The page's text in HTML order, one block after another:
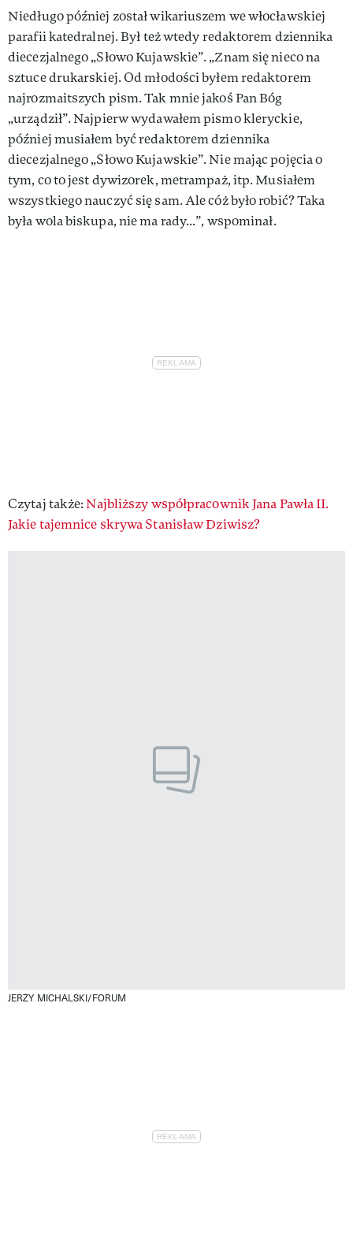
Niedługo później został wikariuszem we włocławskiej
parafii katedralnej. Był też wtedy redaktorem dziennika
diecezjalnego „Słowo Kujawskie”. „Znam się nieco na
sztuce drukarskiej. Od młodości byłem redaktorem
najrozmaitszych pism. Tak mnie jakoś Pan Bóg
„urządził”. Najpierw wydawałem pismo kleryckie,
później musiałem być redaktorem dziennika
diecezjalnego „Słowo Kujawskie”. Nie mając pojęcia o
tym, co to jest dywizorek, metrampaż, itp. Musiałem
wszystkiego nauczyć się sam. Ale cóż było robić? Taka
była wola biskupa, nie ma rady...”, wspominał.
Czytaj także:Najbliższy współpracownik Jana Pawła II.
Jakie tajemnice skrywa Stanisław Dziwisz?
JERZY MICHALSKI/FORUM